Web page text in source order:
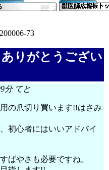
73
りがとうござい
分 てと
の爪切り買います!!はさみ
初心者にはいいアドバイ
ばやさも必要ですね。